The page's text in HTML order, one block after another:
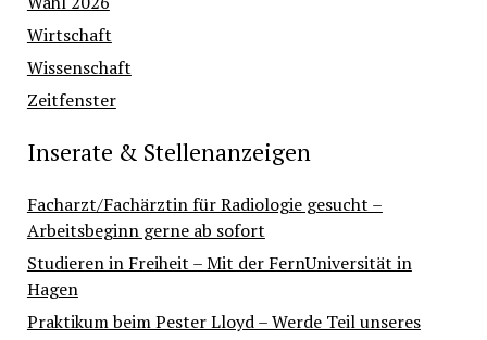
Wirtschaft
Wissenschaft
Zeitfenster
Inserate & Stellenanzeigen
Facharzt/Fachärztin für Radiologie gesucht –
Arbeitsbeginn gerne ab sofort
Studieren in Freiheit – Mit der FernUniversität in
Hagen
Praktikum beim Pester Lloyd – Werde Teil unseres